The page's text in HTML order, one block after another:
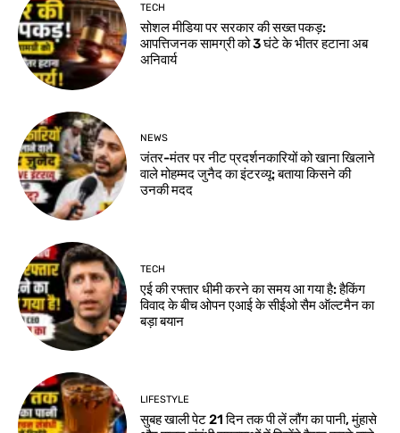
TECH
सोशल मीडिया पर सरकार की सख्त पकड़:
आपत्तिजनक सामग्री को 3 घंटे के भीतर हटाना अब
अनिवार्य
NEWS
जंतर-मंतर पर नीट प्रदर्शनकारियों को खाना खिलाने
वाले मोहम्मद जुनैद का इंटरव्यू: बताया किसने की
उनकी मदद
TECH
एई की रफ्तार धीमी करने का समय आ गया है: हैकिंग
विवाद के बीच ओपन एआई के सीईओ सैम ऑल्टमैन का
बड़ा बयान
LIFESTYLE
सुबह खाली पेट 21 दिन तक पी लें लौंग का पानी, मुंहासे